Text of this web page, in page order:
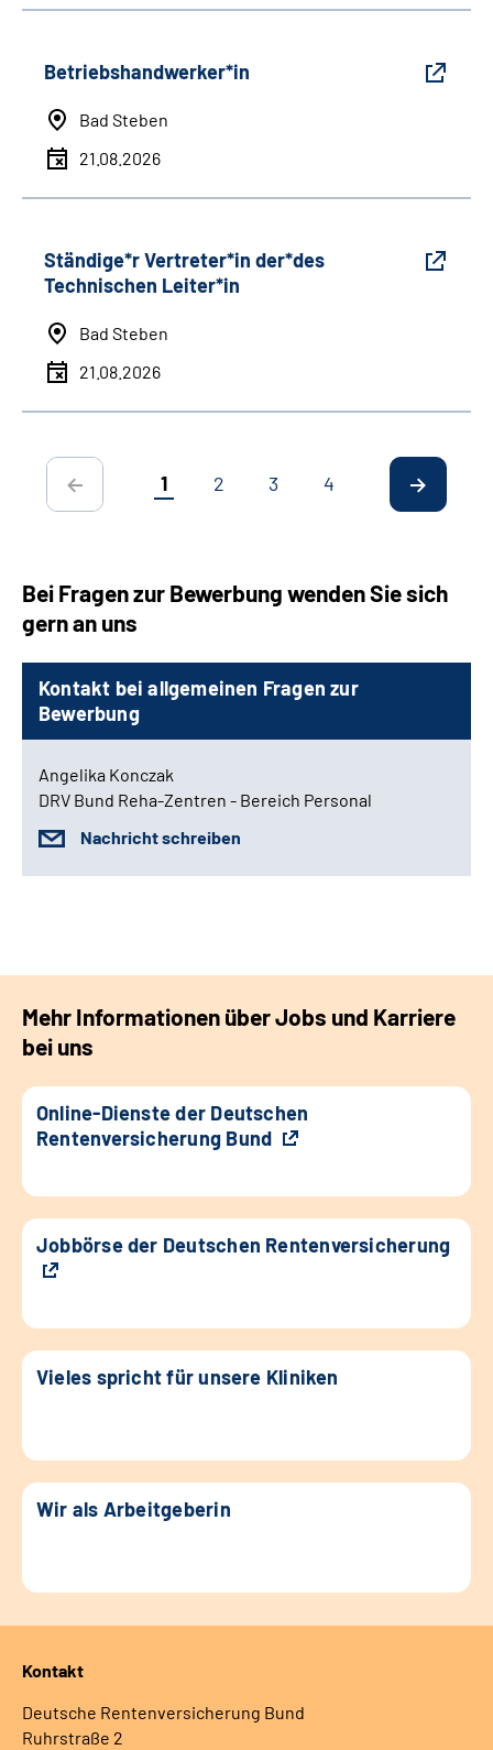
Betriebshandwerker*in
Bad Steben
21.08.2026
Ständige*r Vertreter*in der*des
Technischen Leiter*in
Bad Steben
21.08.2026
1 2 3 4
Bei Fragen zur Bewerbung wenden Sie sich
gern an uns
Kontakt bei allgemeinen Fragen zur
Bewerbung
Angelika Konczak
DRV Bund Reha-Zentren - Bereich Personal
Nachricht schreiben
Mehr Informationen über Jobs und Karriere
bei uns
Online-Dienste der Deutschen
Rentenversicherung Bund
Jobbörse der Deutschen Rentenversicherung
Vieles spricht für unsere Kliniken
Wir als Arbeitgeberin
Kontakt
Deutsche Rentenversicherung Bund
Ruhrstraße 2